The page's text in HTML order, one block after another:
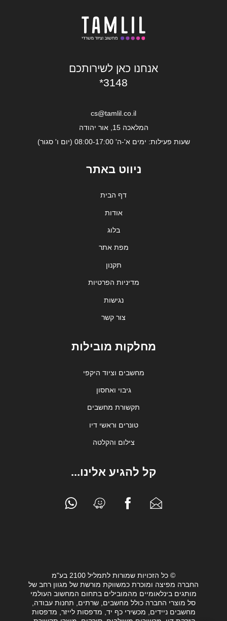
אנחנו כאן לשירותכם
*3148
cs@tamlil.co.il
המלאכה 15, אור יהודה
שעות פעילות: ימים א'-ה' 08:00-17:00 (יום ו' סגור)
ניווט באתר
דף הבית
אודות
בלוג
מפת אתר
תקנון
מדיניות הפרטיות
נגישות
צור קשר
מחלקות מובילות
מחשבים וציוד היקפי
גיבוי ואחסון
תקשורת מחשבים
טונרים וראשי דיו
צילום והקלטה
קל להגיע אלינו...
© כל הזכויות שמורות לתמליל 2100 בע"מ
החברה מפיצה ומוכרת כמשווקת מורשת של מגוון רחב של
מותגים בינלאומיים מהמובילים בתחום המחשוב העולמי
סל מוצרי החברה כולל מחשבים, שרתים, תחנות עבודה,
מחשבים ניידים, מכשירי כף יד, מדפסות לייזר, מדפסות